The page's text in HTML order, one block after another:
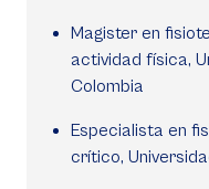
Magister en
actividad física,
Colombia
Especialista en
crítico,